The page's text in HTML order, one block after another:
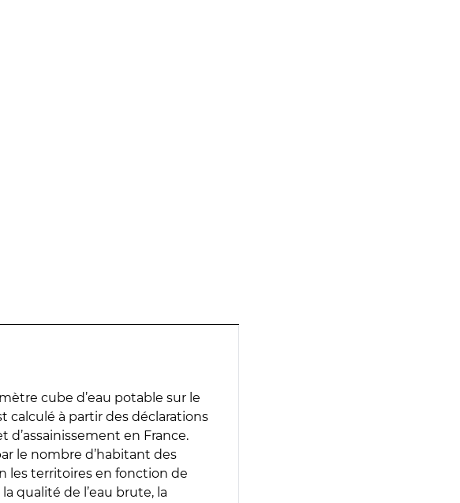
cube d’eau potable sur le
calculé à partir des déclarations
d’assainissement en France.
le nombre d’habitant des
les territoires en fonction de
qualité de l’eau brute, la